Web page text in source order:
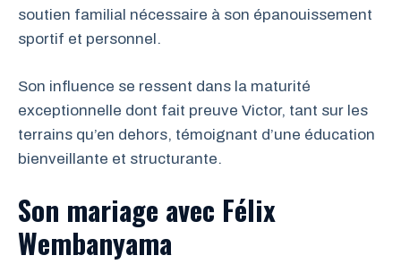
soutien familial nécessaire à son épanouissement
sportif et personnel.
Son influence se ressent dans la maturité
exceptionnelle dont fait preuve Victor, tant sur les
terrains qu’en dehors, témoignant d’une éducation
bienveillante et structurante.
Son mariage avec Félix
Wembanyama